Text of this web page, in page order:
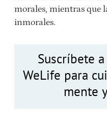
morales, mientras que
inmorales.
Suscríbete
WeLife para
mente